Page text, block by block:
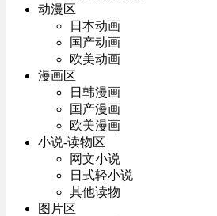
动漫区
日本动画
国产动画
欧美动画
漫画区
日韩漫画
国产漫画
欧美漫画
小说-读物区
网文小说
日式轻小说
其他读物
图片区